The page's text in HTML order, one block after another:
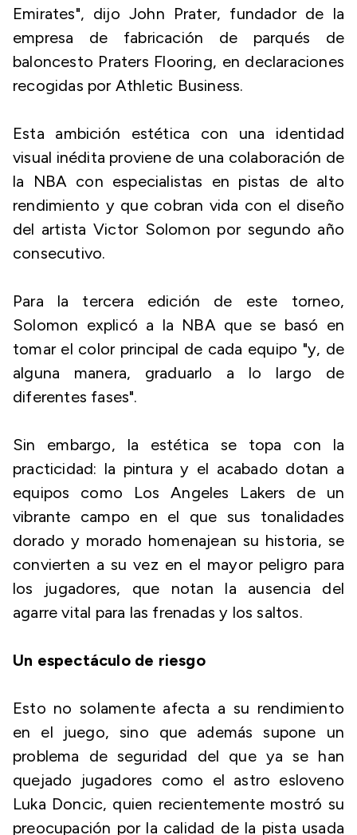
Emirates", dijo John Prater, fundador de la
empresa de fabricación de parqués de
baloncesto Praters Flooring, en declaraciones
recogidas por Athletic Business.
Esta ambición estética con una identidad
visual inédita proviene de una colaboración de
la NBA con especialistas en pistas de alto
rendimiento y que cobran vida con el diseño
del artista Victor Solomon por segundo año
consecutivo.
Para la tercera edición de este torneo,
Solomon explicó a la NBA que se basó en
tomar el color principal de cada equipo "y, de
alguna manera, graduarlo a lo largo de
diferentes fases".
Sin embargo, la estética se topa con la
practicidad: la pintura y el acabado dotan a
equipos como Los Angeles Lakers de un
vibrante campo en el que sus tonalidades
dorado y morado homenajean su historia, se
convierten a su vez en el mayor peligro para
los jugadores, que notan la ausencia del
agarre vital para las frenadas y los saltos.
Un espectáculo de riesgo
Esto no solamente afecta a su rendimiento
en el juego, sino que además supone un
problema de seguridad del que ya se han
quejado jugadores como el astro esloveno
Luka Doncic, quien recientemente mostró su
preocupación por la calidad de la pista usada